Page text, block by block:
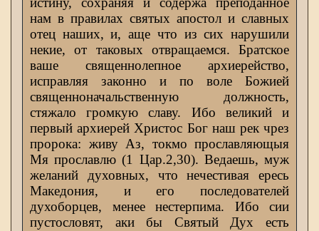
нам в правилах святых апостол и славных
отец наших, и, аще что из сих нарушили
некие, от таковых отвращаемся. Братское
ваше священнолепное архиерейство,
исправляя законно и по воле Божией
священноначальственную должность,
стяжало громкую славу. Ибо великий и
первый архиерей Христос Бог наш рек чрез
пророка: живу Аз, токмо прославляющыя
Мя прославлю (1 Цар.2,30). Ведаешь, муж
желаний духовных, что нечестивая ересь
Македония, и его последователей
духоборцев, менее нестерпима. Ибо сии
пустословят, аки бы Святый Дух есть